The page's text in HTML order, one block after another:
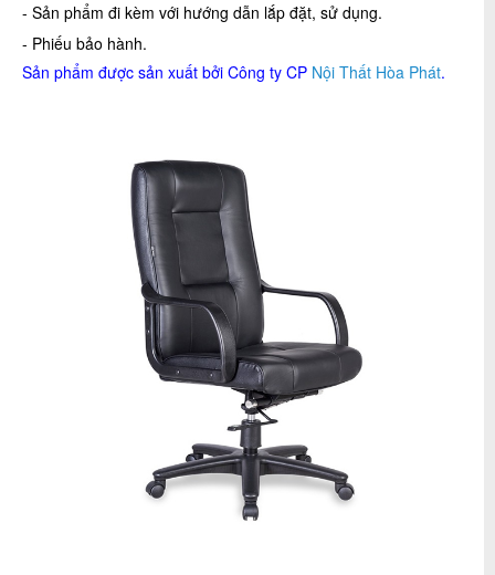
- Sản phẩm đi kèm với hướng dẫn lắp đặt, sử dụng.
- Phiếu bảo hành.
Sản phẩm được sản xuất bởi Công ty CP Nội Thất Hòa Phát.